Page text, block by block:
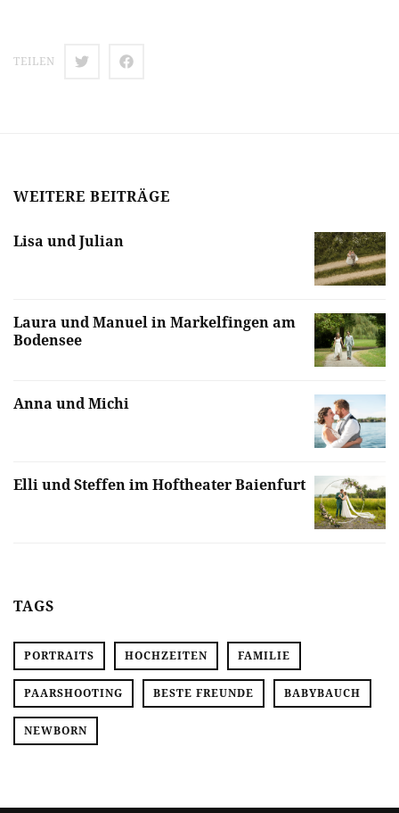
TEILEN
WEITERE BEITRÄGE
Lisa und Julian
Laura und Manuel in Markelfingen am
Bodensee
Anna und Michi
Elli und Steffen im Hoftheater Baienfurt
TAGS
PORTRAITS HOCHZEITEN FAMILIE
PAARSHOOTING BESTE FREUNDE BABYBAUCH
NEWBORN